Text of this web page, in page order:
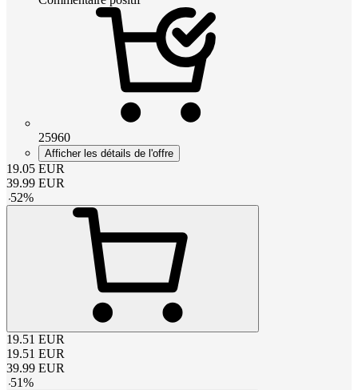
25960
Afficher les détails de l'offre
19.05 EUR
39.99 EUR
-52%
19.51 EUR
19.51 EUR
39.99 EUR
-51%